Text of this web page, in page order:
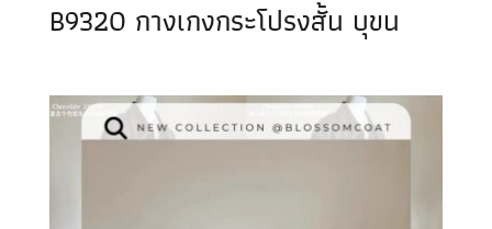
B9320 กางเกงกระโปรงสั้น บุขน